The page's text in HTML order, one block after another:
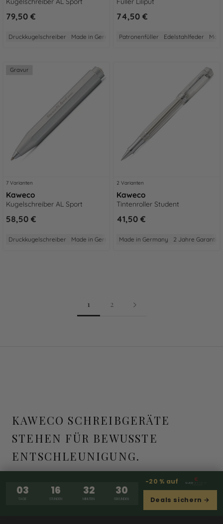
79,50 €
Druckkugelschreiber Made in Germany 2 Jahre Garantie Aus Edelstahl
74,50 €
Patronenfüller Edelstahlfeder
Gravur
7 Varianten
Kaweco
Kugelschreiber AL Sport
58,50 €
Druckkugelschreiber Made in Germany 2 Jahre Garantie Aus Aluminium
2 Varianten
Kaweco
Tintenroller Student
41,50 €
Made in Germany 2 Jahre Garantie
1 2
KAWECO SCHREIBGERÄTE
STEHEN FÜR BEWUSSTE
ENTSCHLEUNIGUNG.
03
TAGE
16
STUNDEN
32
MINUTEN
29
SEKUNDEN
-20 % auf
Deals sichern →